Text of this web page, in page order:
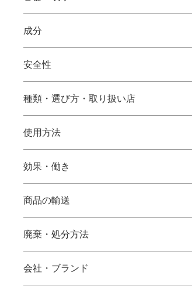
成分
安全性
種類・選び方・取り扱い店
使用方法
効果・働き
商品の輸送
廃棄・処分方法
会社・ブランド